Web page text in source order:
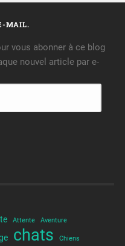
MAIL.
vous abonner à ce blog
nouvel article par e-
Attente Aventure
chats Chiens